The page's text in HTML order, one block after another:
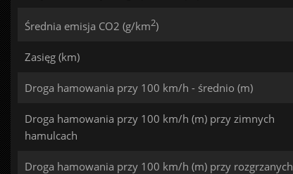
Średnia emisja CO2 (g/km2)
Zasięg (km)
Droga hamowania przy 100 km/h - średnio (m)
Droga hamowania przy 100 km/h (m) przy zimnych
hamulcach
Droga hamowania przy 100 km/h (m) przy rozgrzanych